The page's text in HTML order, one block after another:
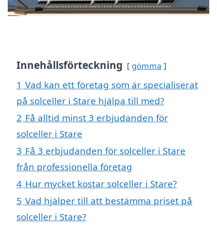
Innehållsförteckning gömma
1 Vad kan ett företag som är specialiserat
på solceller i Stare hjälpa till med?
2 Få alltid minst 3 erbjudanden för
solceller i Stare
3 Få 3 erbjudanden för solceller i Stare
från professionella företag
4 Hur mycket kostar solceller i Stare?
5 Vad hjälper till att bestämma priset på
solceller i Stare?